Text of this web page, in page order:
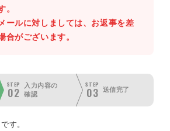
。
ールに対しましては、お返事を差
合がございます。
STEP
02
入力内容の
確認
STEP
03 送信完了
す。